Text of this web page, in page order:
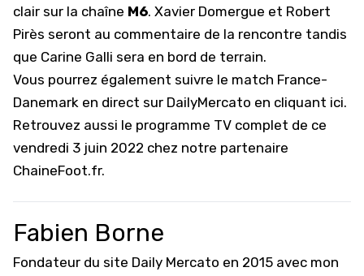
clair sur la chaîne M6. Xavier Domergue et Robert
Pirès seront au commentaire de la rencontre tandis
que Carine Galli sera en bord de terrain.
Vous pourrez également suivre le match France-
Danemark en direct sur DailyMercato en cliquant ici.
Retrouvez aussi le programme TV complet de ce
vendredi 3 juin 2022 chez notre partenaire
ChaineFoot.fr.
Fabien Borne
Fondateur du site Daily Mercato en 2015 avec mon